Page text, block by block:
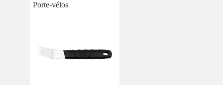
Porte-vélos